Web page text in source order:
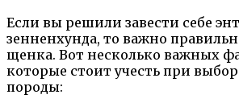
Если вы решили завести себе
зенненхунда, то важно
щенка. Вот несколько важных
которые стоит учесть при
породы: